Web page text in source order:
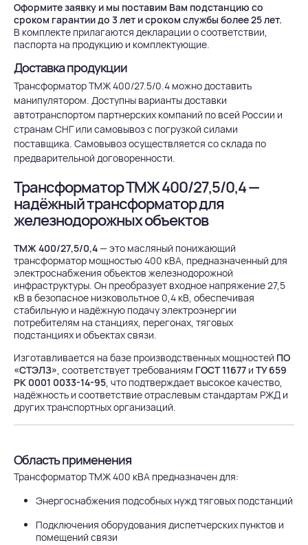
Оформите заявку и мы поставим Вам подстанцию со
сроком гарантии до 3 лет и сроком службы более 25 лет.
В комплекте прилагаются декларации о соответствии,
паспорта на продукцию и комплектующие.
Доставка продукции
Трансформатор ТМЖ 400/27.5/0.4 можно доставить
манипулятором. Доступны варианты доставки
автотранспортом партнерских компаний по всей России и
странам СНГ или самовывоз с погрузкой силами
поставщика. Самовывоз осуществляется со склада по
предварительной договоренности.
Трансформатор ТМЖ 400/27,5/0,4 —
надёжный трансформатор для
железнодорожных объектов
ТМЖ 400/27,5/0,4— это масляный понижающий
трансформатор мощностью 400 кВА, предназначенный для
электроснабжения объектов железнодорожной
инфраструктуры. Он преобразует входное напряжение 27,5
кВ в безопасное низковольтное 0,4 кВ, обеспечивая
стабильную и надёжную подачу электроэнергии
потребителям на станциях, перегонах, тяговых
подстанциях и объектах связи.
Изготавливается на базе производственных мощностей ПО
«СТЭЛЗ», соответствует требованиям ГОСТ 11677 и ТУ 659
РК 0001 0033-14-95, что подтверждает высокое качество,
надёжность и соответствие отраслевым стандартам РЖД и
других транспортных организаций.
Область применения
Трансформатор ТМЖ 400 кВА предназначен для:
Энергоснабжения подсобных нужд тяговых подстанций
Подключения оборудования диспетчерских пунктов и
помещений связи